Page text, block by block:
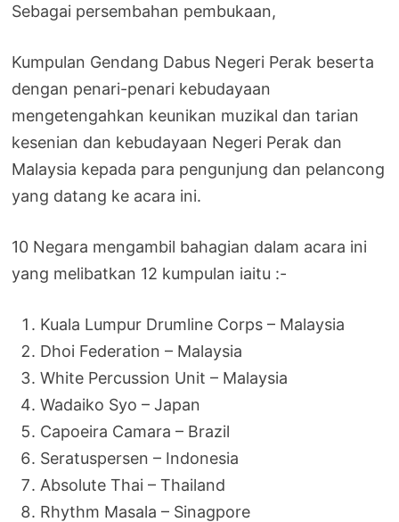
Sebagai persembahan pembukaan,
Kumpulan Gendang Dabus Negeri Perak beserta
dengan penari-penari kebudayaan
mengetengahkan keunikan muzikal dan tarian
kesenian dan kebudayaan Negeri Perak dan
Malaysia kepada para pengunjung dan pelancong
yang datang ke acara ini.
10 Negara mengambil bahagian dalam acara ini
yang melibatkan 12 kumpulan iaitu :-
Kuala Lumpur Drumline Corps – Malaysia
Dhoi Federation – Malaysia
White Percussion Unit – Malaysia
Wadaiko Syo – Japan
Capoeira Camara – Brazil
Seratuspersen – Indonesia
Absolute Thai – Thailand
Rhythm Masala – Sinagpore